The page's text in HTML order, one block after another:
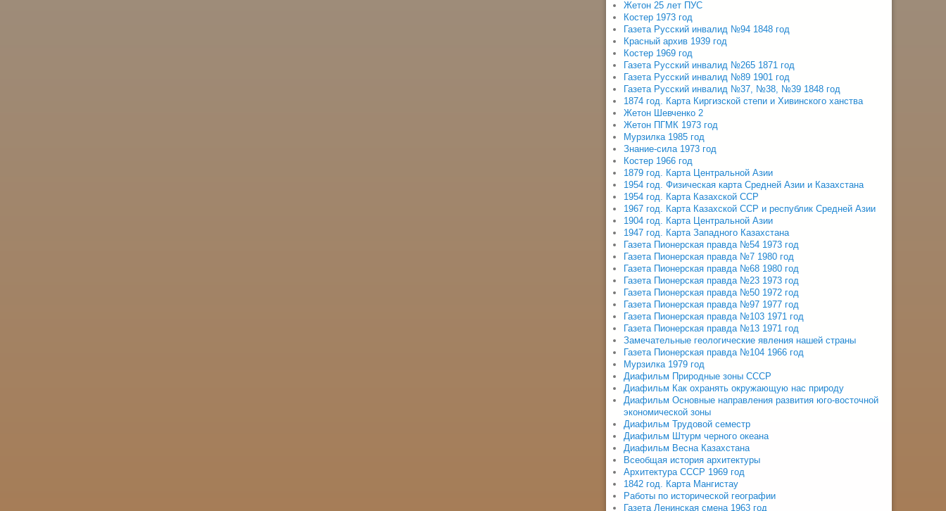
Жетон 25 лет ПУС
Костер 1973 год
Газета Русский инвалид №94 1848 год
Красный архив 1939 год
Костер 1969 год
Газета Русский инвалид №265 1871 год
Газета Русский инвалид №89 1901 год
Газета Русский инвалид №37, №38, №39 1848 год
1874 год. Карта Киргизской степи и Хивинского ханства
Жетон Шевченко 2
Жетон ПГМК 1973 год
Мурзилка 1985 год
Знание-сила 1973 год
Костер 1966 год
1879 год. Карта Центральной Азии
1954 год. Физическая карта Средней Азии и Казахстана
1954 год. Карта Казахской ССР
1967 год. Карта Казахской ССР и республик Средней Азии
1904 год. Карта Центральной Азии
1947 год. Карта Западного Казахстана
Газета Пионерская правда №54 1973 год
Газета Пионерская правда №7 1980 год
Газета Пионерская правда №68 1980 год
Газета Пионерская правда №23 1973 год
Газета Пионерская правда №50 1972 год
Газета Пионерская правда №97 1977 год
Газета Пионерская правда №103 1971 год
Газета Пионерская правда №13 1971 год
Замечательные геологические явления нашей страны
Газета Пионерская правда №104 1966 год
Мурзилка 1979 год
Диафильм Природные зоны СССР
Диафильм Как охранять окружающую нас природу
Диафильм Основные направления развития юго-восточной
экономической зоны
Диафильм Трудовой семестр
Диафильм Штурм черного океана
Диафильм Весна Казахстана
Всеобщая история архитектуры
Архитектура СССР 1969 год
1842 год. Карта Мангистау
Работы по исторической географии
Газета Ленинская смена 1963 год